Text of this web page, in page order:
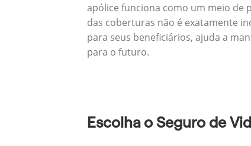
apólice funciona como um meio de
das coberturas não é exatamente
para seus beneficiários, ajuda a
para o futuro.
Escolha o Seguro de